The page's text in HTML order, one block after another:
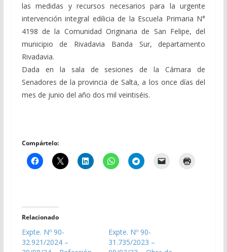
las medidas y recursos necesarios para la urgente
intervención integral edilicia de la Escuela Primaria N°
4198 de la Comunidad Originaria de San Felipe, del
municipio de Rivadavia Banda Sur, departamento
Rivadavia.
Dada en la sala de sesiones de la Cámara de
Senadores de la provincia de Salta, a los once días del
mes de junio del año dos mil veintiséis.
Compártelo:
Relacionado
Expte. Nº 90-
32.921/2024 –
Expte. Nº 90-
31.735/2023 –